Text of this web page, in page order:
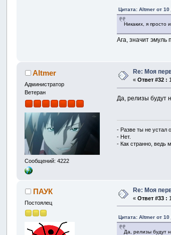
Цитата: Altmer от
Никаких, я просто
Ага, значит эмуль
Altmer
Администратор
Ветеран
Сообщений: 4222
Re: Моя
«Ответ #32 :
Да, релизы будут
- Разве ты не устал
- Нет.
- Как странно, ведь
ПАУК
Постоялец
Re: Моя
«Ответ #33 :
Цитата: Altmer от
Да, релизы будут